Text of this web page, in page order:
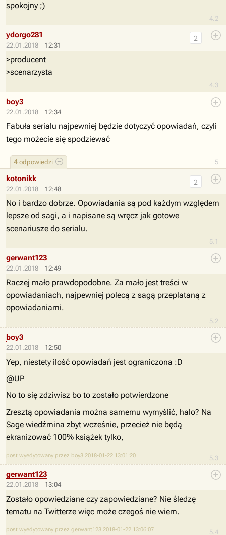
4.2
spokojny ;)
22.01.2018 12:31
4.3
2
ydorgo281
>producent
>scenarzysta
22.01.2018 12:34
5
4 odpowiedzi
boy3
Fabuła serialu najpewniej będzie dotyczyć opowiadań, czyli
tego możecie się spodziewać
22.01.2018 12:48
5.1
2
kotonikk
No i bardzo dobrze. Opowiadania są pod każdym względem
lepsze od sagi, a i napisane są wręcz jak gotowe
scenariusze do serialu.
22.01.2018 12:49
5.2
gerwant123
Raczej mało prawdopodobne. Za mało jest treści w
opowiadaniach, najpewniej polecą z sagą przeplataną z
opowiadaniami.
22.01.2018 12:50
5.3
boy3
Yep, niestety ilość opowiadań jest ograniczona :D
@UP
No to się zdziwisz bo to zostało potwierdzone
Zresztą opowiadania można samemu wymyślić, halo? Na
Sage wiedźmina zbyt wcześnie, przecież nie będą
ekranizować 100% książek tylko,
post wyedytowany przez boy3 2018-01-22 13:01:20
22.01.2018 13:04
5.4
gerwant123
Zostało opowiedziane czy zapowiedziane? Nie śledzę
tematu na Twitterze więc może czegoś nie wiem.
post wyedytowany przez gerwant123 2018-01-22 13:06:07